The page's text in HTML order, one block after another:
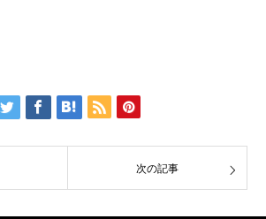
次の記事